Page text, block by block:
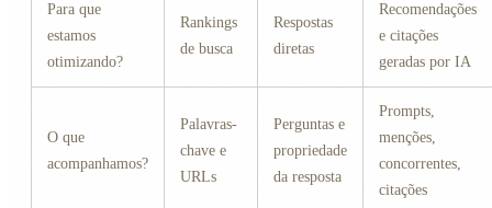
Para que
estamos
otimizando?
Rankings
de busca
Respostas
diretas
Recomendações
e citações
geradas por IA
O que
acompanhamos?
Palavras-
chave e
URLs
Perguntas e
propriedade
da resposta
Prompts,
menções,
concorrentes,
citações